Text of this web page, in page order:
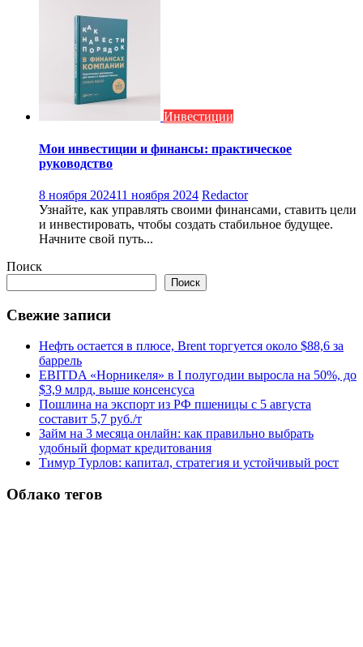
Инвестиции
Мои инвестиции и финансы: практическое
руководство
8 ноября 202411 ноября 2024 Redactor
Узнайте, как управлять своими финансами, ставить цели
и инвестировать, чтобы создать стабильное будущее.
Начните свой путь...
Поиск
Поиск
Свежие записи
Нефть остается в плюсе, Brent торгуется около $88,6 за
баррель
EBITDA «Норникеля» в I полугодии выросла на 50%, до
$3,9 млрд, выше консенсуса
Пошлина на экспорт из РФ пшеницы с 5 августа
составит 5,7 руб./т
Займ на 3 месяца онлайн: как правильно выбрать
удобный формат кредитования
Тимур Турлов: капитал, стратегия и устойчивый рост
Облако тегов